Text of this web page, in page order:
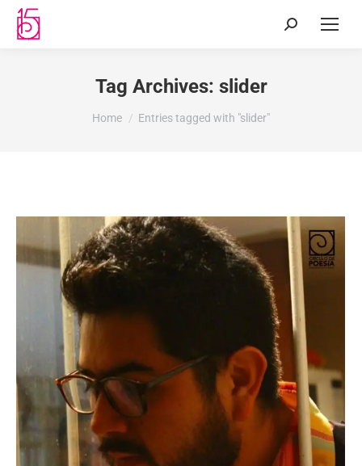
Tag Archives: slider
You are here:
Home Entries tagged with "slider"